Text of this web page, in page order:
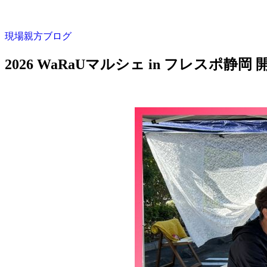
現場親方ブログ
2026 WaRaUマルシェ in フレスポ静岡